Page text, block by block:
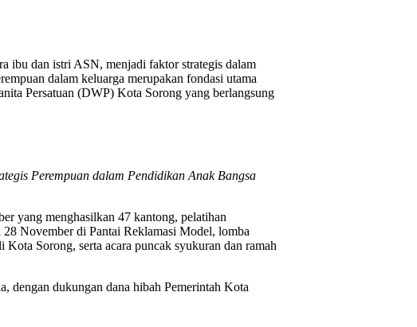
ibu dan istri ASN, menjadi faktor strategis dalam
dalam keluarga merupakan fondasi utama
Persatuan (DWP) Kota Sorong yang berlangsung
Perempuan dalam Pendidikan Anak Bangsa
yang menghasilkan 47 kantong, pelatihan
28 November di Pantai Reklamasi Model, lomba
Sorong, serta acara puncak syukuran dan ramah
dengan dukungan dana hibah Pemerintah Kota